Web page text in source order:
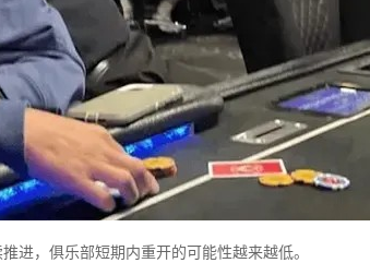
进，俱乐部短期内重开的可能性越来越低。